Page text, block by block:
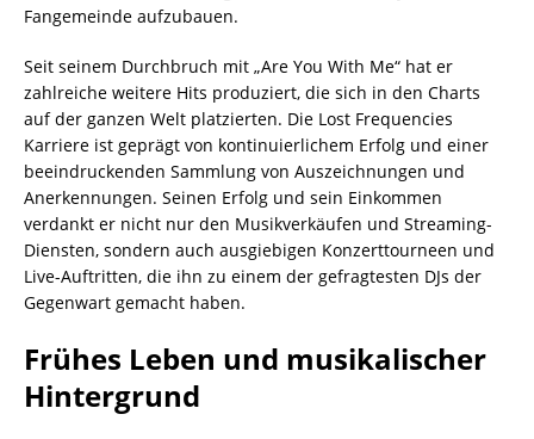
Fangemeinde aufzubauen.
Seit seinem Durchbruch mit „Are You With Me“ hat er
zahlreiche weitere Hits produziert, die sich in den Charts
auf der ganzen Welt platzierten. Die Lost Frequencies
Karriere ist geprägt von kontinuierlichem Erfolg und einer
beeindruckenden Sammlung von Auszeichnungen und
Anerkennungen. Seinen Erfolg und sein Einkommen
verdankt er nicht nur den Musikverkäufen und Streaming-
Diensten, sondern auch ausgiebigen Konzerttourneen und
Live-Auftritten, die ihn zu einem der gefragtesten DJs der
Gegenwart gemacht haben.
Frühes Leben und musikalischer
Hintergrund